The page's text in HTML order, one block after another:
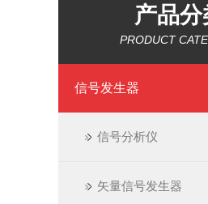
产品分
PRODUCT
信号发生器
信号分析仪
矢量信号发生器